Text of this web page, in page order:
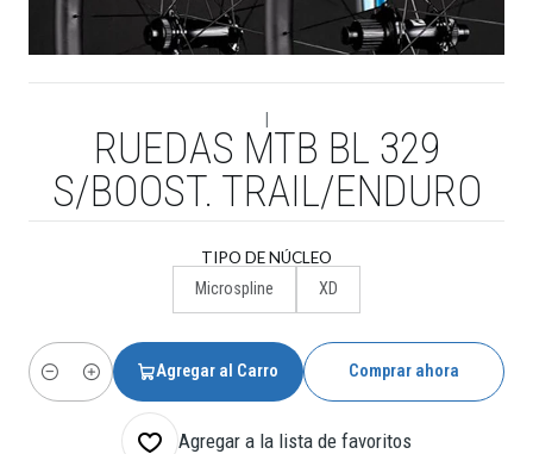
RUEDAS MTB BL 329
S/BOOST. TRAIL/ENDURO
TIPO DE NÚCLEO
Microspline XD
Cantidad
Agregar al Carro Comprar ahora
Agregar a la lista de favoritos